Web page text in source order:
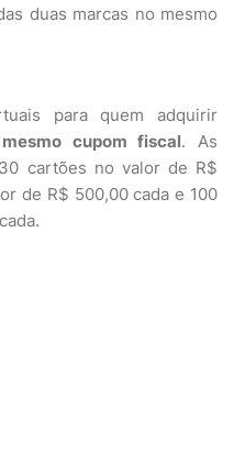
duas marcas no mesmo
para quem adquirir
cupom fiscal. As
cartões no valor de R$
de R$ 500,00 cada e 100